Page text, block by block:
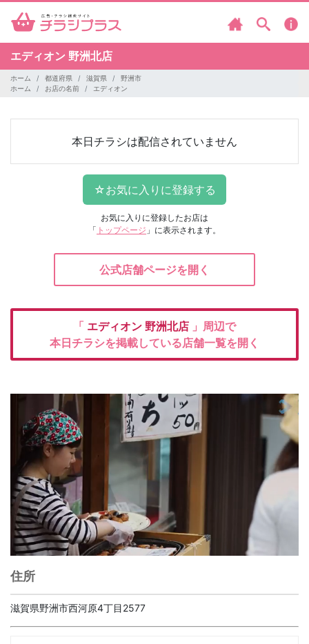
エディオン 野洲北店
ホーム 都道府県 滋賀県
野洲市
ホーム
お店の名前 エディオン
本日チラシは配信されていません
お気に入りに登録したお店は
「 トップページ 」に表示されます。
公式店舗ページを開く
「 エディオン 野洲北店 」周辺で
本日チラシを掲載している店舗一覧を開く
住所
滋賀県野洲市西河原4丁目2577